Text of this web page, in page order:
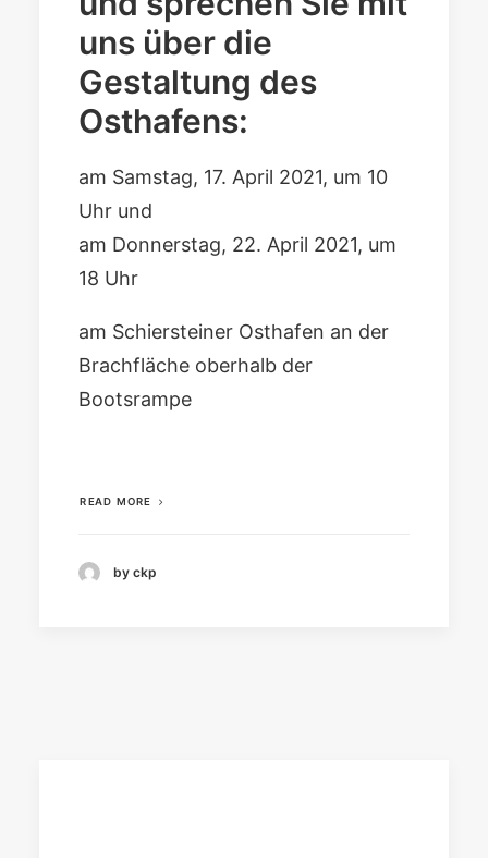
uns über die
Gestaltung des
Osthafens:
am Samstag, 17. April 2021, um 10
Uhr und
am Donnerstag, 22. April 2021, um
18 Uhr
am Schiersteiner Osthafen an der
Brachfläche oberhalb der
Bootsrampe
READ MORE
by ckp